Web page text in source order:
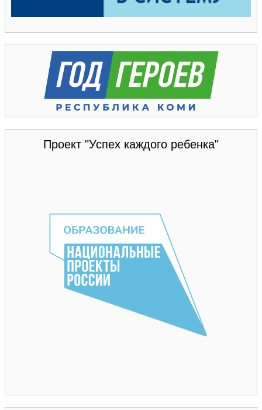
Проект "Успех каждого ребенка"